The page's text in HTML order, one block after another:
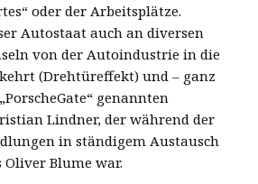
oder der Arbeitsplätze.
Autostaat auch an diversen
von der Autoindustrie in die
(Drehtüreffekt) und – ganz
genannten
Lindner, der während der
in ständigem Austausch
Oliver Blume war.